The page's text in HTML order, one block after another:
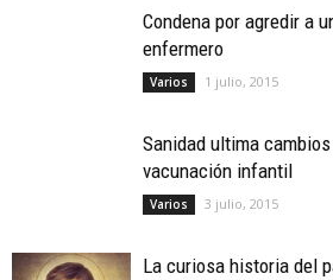
Condena por agredir a
enfermero
Varios 1 julio, 2015
Sanidad ultima
vacunación infantil
Varios 3 julio, 2015
La curiosa historia del